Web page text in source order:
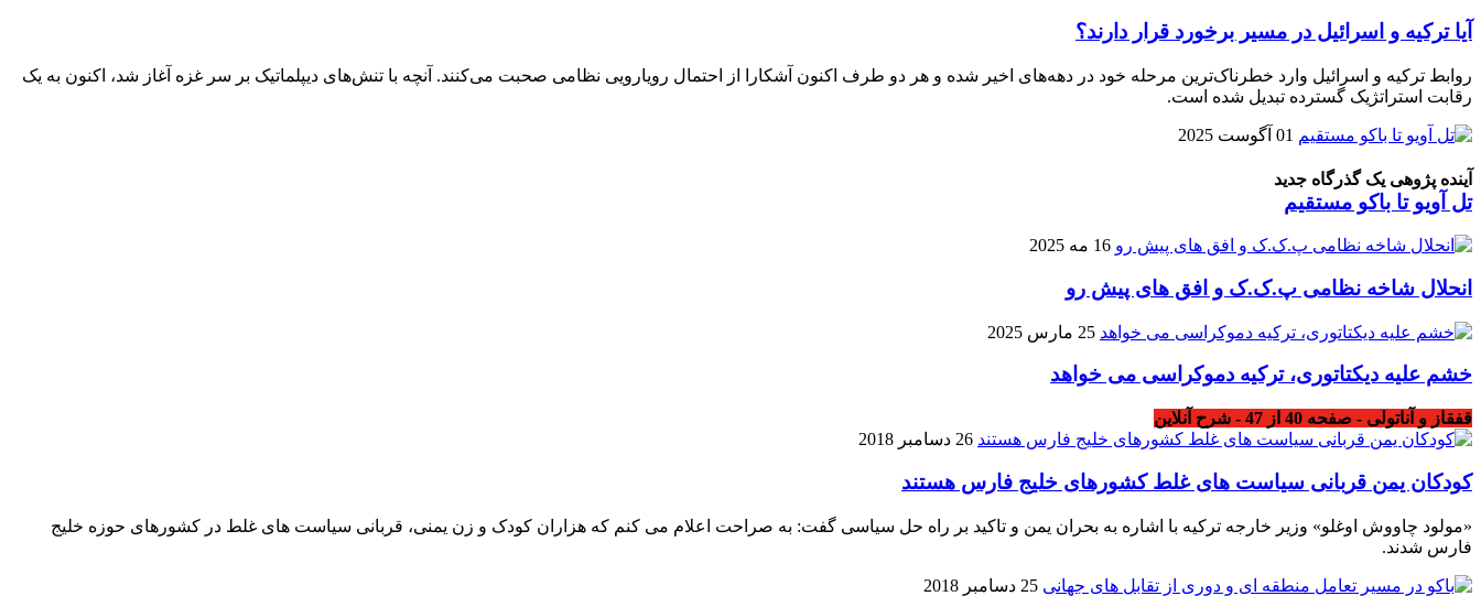
آیا ترکیه و اسرائیل در مسیر برخورد قرار دارند؟
روابط ترکیه و اسرائیل وارد خطرناک‌ترین مرحله خود در دهه‌های اخیر شده و هر دو طرف اکنون آشکارا از احتمال رویارویی نظامی صحبت می‌کنند. آنچه با تنش‌های دیپلماتیک بر سر غزه آغاز شد، اکنون به یک
رقابت استراتژیک گسترده تبدیل شده است.
01 آگوست 2025
آینده پژوهی یک گذرگاه جدید
تل آویو تا باکو مستقیم
16 مه 2025
انحلال شاخه نظامی پ.ک.ک و افق های پیش رو
25 مارس 2025
خشم علیه دیکتاتوری، ترکیه دموکراسی می خواهد
قفقاز و آناتولی - صفحه 40 از 47 - شرح آنلاین
26 دسامبر 2018
کودکان یمن قربانی سیاست های غلط کشورهای خلیج فارس هستند
«مولود چاووش اوغلو» وزیر خارجه ترکیه با اشاره به بحران یمن و تاکید بر راه حل سیاسی گفت: به صراحت اعلام می کنم که هزاران کودک و زن یمنی، قربانی سیاست های غلط در کشورهای حوزه خلیج
فارس شدند.
25 دسامبر 2018